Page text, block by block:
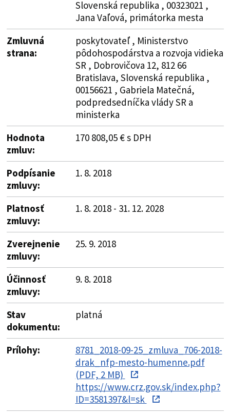
Slovenská republika , 00323021 ,
Jana Vaľová, primátorka mesta
Zmluvná
strana:
poskytovateľ , Ministerstvo
pôdohospodárstva a rozvoja vidieka
SR , Dobrovičova 12, 812 66
Bratislava, Slovenská republika ,
00156621 , Gabriela Matečná,
podpredsedníčka vlády SR a
ministerka
Hodnota
zmluv:
170 808,05 € s DPH
Podpísanie
zmluvy:
1. 8. 2018
Platnosť
zmluvy:
1. 8. 2018 - 31. 12. 2028
Zverejnenie
zmluvy:
25. 9. 2018
Účinnosť
zmluvy:
9. 8. 2018
Stav
dokumentu:
platná
Prílohy:
8781_2018-09-25_zmluva_706-2018-
drak_nfp-mesto-humenne.pdf
(PDF, 2 MB)
https://www.crz.gov.sk/index.php?
ID=3581397&l=sk